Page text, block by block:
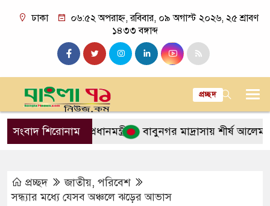
ঢাকা
০৬:৫২ অপরাহ্ন, রবিবার, ০৯ অগাস্ট ২০২৬, ২৫ শ্রাবণ
১৪৩৩ বঙ্গাব্দ
প্রচ্ছদ
সংবাদ শিরোনাম
না: প্রধানমন্ত্রী বাবুনগর মাদ্রাসায় শীর্ষ আলেমদের সঙ্গে
প্রচ্ছদ জাতীয়, পরিবেশ
সন্ধ্যার মধ্যে যেসব অঞ্চলে ঝড়ের আভাস